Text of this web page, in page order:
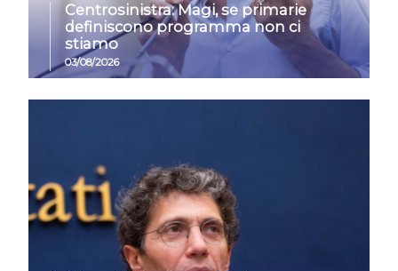
Centrosinistra: Magi, se primarie
definiscono programma non ci
stiamo
03/08/2026